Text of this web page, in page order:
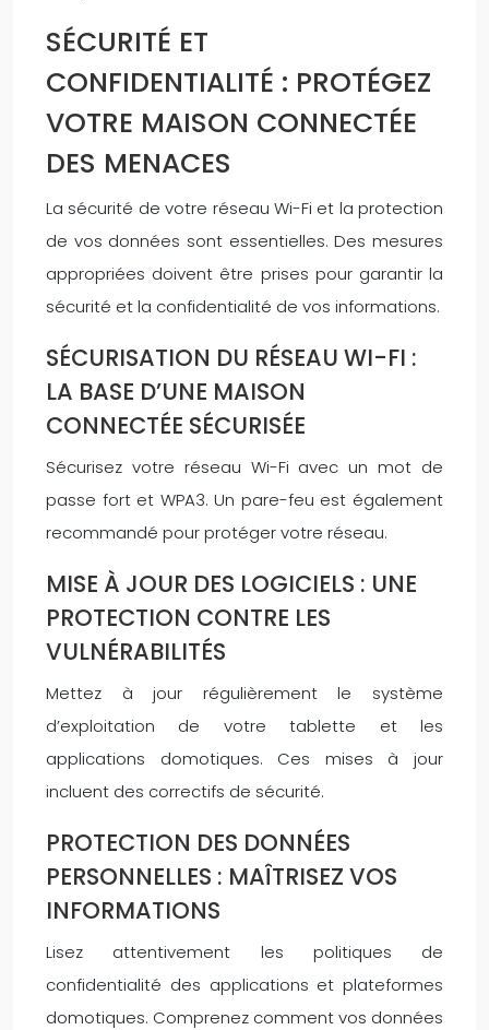
SÉCURITÉ ET
CONFIDENTIALITÉ : PROTÉGEZ
VOTRE MAISON CONNECTÉE
DES MENACES
La sécurité de votre réseau Wi-Fi et la protection
de vos données sont essentielles. Des mesures
appropriées doivent être prises pour garantir la
sécurité et la confidentialité de vos informations.
SÉCURISATION DU RÉSEAU WI-FI :
LA BASE D’UNE MAISON
CONNECTÉE SÉCURISÉE
Sécurisez votre réseau Wi-Fi avec un mot de
passe fort et WPA3. Un pare-feu est également
recommandé pour protéger votre réseau.
MISE À JOUR DES LOGICIELS : UNE
PROTECTION CONTRE LES
VULNÉRABILITÉS
Mettez à jour régulièrement le système
d’exploitation de votre tablette et les
applications domotiques. Ces mises à jour
incluent des correctifs de sécurité.
PROTECTION DES DONNÉES
PERSONNELLES : MAÎTRISEZ VOS
INFORMATIONS
Lisez attentivement les politiques de
confidentialité des applications et plateformes
domotiques. Comprenez comment vos données